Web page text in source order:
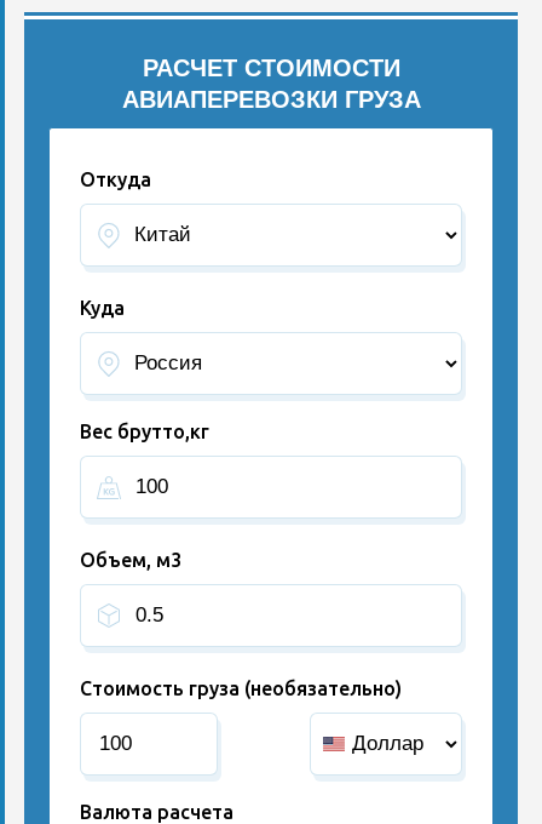
РАСЧЕТ СТОИМОСТИ
АВИАПЕРЕВОЗКИ ГРУЗА
Откуда
Куда
Вес брутто,кг
Объем, м3
Стоимость груза (необязательно)
Валюта расчета